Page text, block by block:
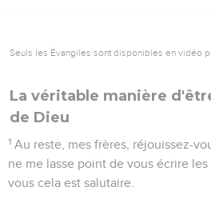
Seuls les Évangiles sont disponibles en vidéo
La véritable manière
de Dieu
1 Au reste, mes frères, réjouissez-
ne me lasse point de vous écrire
vous cela est salutaire.